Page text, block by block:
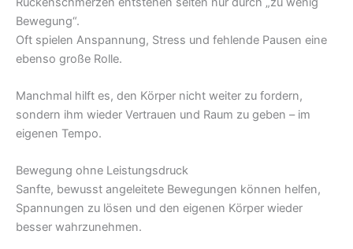
Bewegung“.
Oft spielen Anspannung, Stress und fehlende Pausen eine
ebenso große Rolle.
Manchmal hilft es, den Körper nicht weiter zu fordern,
sondern ihm wieder Vertrauen und Raum zu geben – im
eigenen Tempo.
Bewegung ohne Leistungsdruck
Sanfte, bewusst angeleitete Bewegungen können helfen,
Spannungen zu lösen und den eigenen Körper wieder
besser wahrzunehmen.